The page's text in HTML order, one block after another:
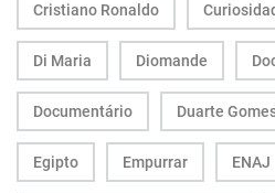
Cristiano Ronaldo
Di Maria Diomande
Documentário Duarte
Egipto Empurrar ENAJ